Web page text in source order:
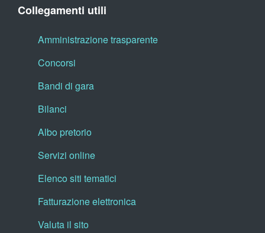
Collegamenti utili
Amministrazione trasparente
Concorsi
Bandi di gara
Bilanci
Albo pretorio
Servizi online
Elenco siti tematici
Fatturazione elettronica
Valuta il sito